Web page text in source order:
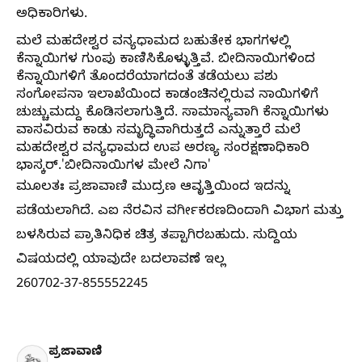
ಅಧಿಕಾರಿಗಳು.
ಮಲೆ ಮಹದೇಶ್ವರ ವನ್ಯಧಾಮದ ಬಹುತೇಕ ಭಾಗಗಳಲ್ಲಿ
ಕೆನ್ನಾಯಿಗಳ ಗುಂಪು ಕಾಣಿಸಿಕೊಳ್ಳುತ್ತಿವೆ. ಬೀದಿನಾಯಿಗಳಿಂದ
ಕೆನ್ನಾಯಿಗಳಿಗೆ ತೊಂದರೆಯಾಗದಂತೆ ತಡೆಯಲು ಪಶು
ಸಂಗೋಪನಾ ಇಲಾಖೆಯಿಂದ ಕಾಡಂಚಿನಲ್ಲಿರುವ ನಾಯಿಗಳಿಗೆ
ಚುಚ್ಚುಮದ್ದು ಕೊಡಿಸಲಾಗುತ್ತಿದೆ. ಸಾಮಾನ್ಯವಾಗಿ ಕೆನ್ನಾಯಿಗಳು
ವಾಸವಿರುವ ಕಾಡು ಸಮೃದ್ಧಿವಾಗಿರುತ್ತದೆ ಎನ್ನುತ್ತಾರೆ ಮಲೆ
ಮಹದೇಶ್ವರ ವನ್ಯಧಾಮದ ಉಪ ಅರಣ್ಯ ಸಂರಕ್ಷಣಾಧಿಕಾರಿ
ಭಾಸ್ಕರ್.'ಬೀದಿನಾಯಿಗಳ ಮೇಲೆ ನಿಗಾ'
ಮೂಲತಃ ಪ್ರಜಾವಾಣಿ ಮುದ್ರಣ ಆವೃತ್ತಿಯಿಂದ ಇದನ್ನು
ಪಡೆಯಲಾಗಿದೆ. ಎಐ ನೆರವಿನ ವರ್ಗೀಕರಣದಿಂದಾಗಿ ವಿಭಾಗ ಮತ್ತು
ಬಳಸಿರುವ ಪ್ರಾತಿನಿಧಿಕ ಚಿತ್ರ ತಪ್ಪಾಗಿರಬಹುದು. ಸುದ್ದಿಯ
ವಿಷಯದಲ್ಲಿ ಯಾವುದೇ ಬದಲಾವಣೆ ಇಲ್ಲ
260702-37-855552245
ಪ್ರಜಾವಾಣಿ